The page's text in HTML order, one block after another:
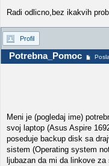
Radi odlicno,bez ikakvih
Profil
Potrebna_Pomoc
Meni je (pogledaj ime)
svoj laptop (Asus Aspire
poseduje backup disk sa
sistem (Operating system
ljubazan da mi da linkove